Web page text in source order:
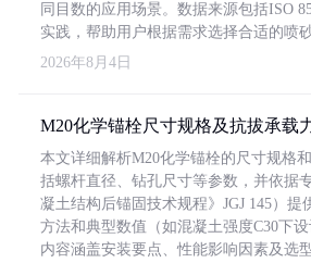
同目数的应用场景。数据来源包括ISO
实践，帮助用户根据需求选择合适的喷砂
2026年8月4日
M20化学锚栓尺寸规格及抗拔承载
本文详细解析M20化学锚栓的尺寸规格
括螺杆直径、钻孔尺寸等参数，并依据
凝土结构后锚固技术规程》JGJ 145）提
方法和典型数值（如混凝土强度C30下设
内容涵盖安装要点、性能影响因素及选